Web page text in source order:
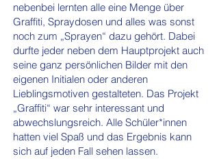
nebenbei lernten alle eine Menge über
Graffiti, Spraydosen und alles was sonst
noch zum „Sprayen“ dazu gehört. Dabei
durfte jeder neben dem Hauptprojekt auch
seine ganz persönlichen Bilder mit den
eigenen Initialen oder anderen
Lieblingsmotiven gestalteten. Das Projekt
„Graffiti“ war sehr interessant und
abwechslungsreich. Alle Schüler*innen
hatten viel Spaß und das Ergebnis kann
sich auf jeden Fall sehen lassen.